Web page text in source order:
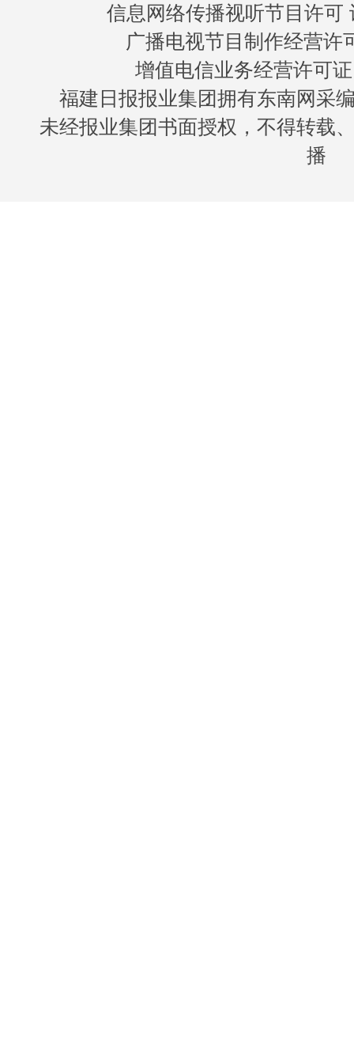
信息网络传播视听节目许可
广播电视节目制作经营许
增值电信业务经营许可
福建日报报业集团拥有东南网采
未经报业集团书面授权，不得转载
播